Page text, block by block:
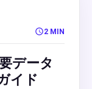
2 MIN
データ
イド